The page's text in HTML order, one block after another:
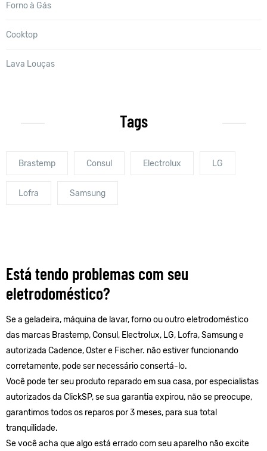
Forno à Gás
Cooktop
Lava Louças
Tags
Brastemp Consul Electrolux LG
Lofra Samsung
Está tendo problemas com seu
eletrodoméstico?
Se a geladeira, máquina de lavar, forno ou outro eletrodoméstico
das marcas Brastemp, Consul, Electrolux, LG, Lofra, Samsung e
autorizada Cadence, Oster e Fischer. não estiver funcionando
corretamente, pode ser necessário consertá-lo.
Você pode ter seu produto reparado em sua casa, por especialistas
autorizados da ClickSP, se sua garantia expirou, não se preocupe,
garantimos todos os reparos por 3 meses, para sua total
tranquilidade.
Se você acha que algo está errado com seu aparelho não excite